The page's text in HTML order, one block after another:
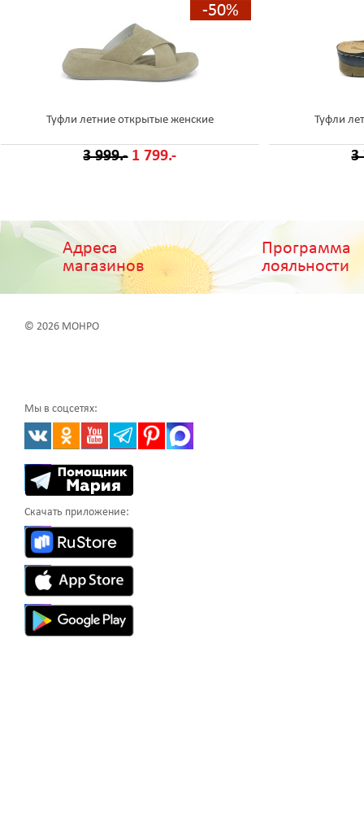
-50%
Туфли летние открытые женские
3 999.- 1 799.-
Туфли
3
Адреса
магазинов
Программа
лояльности
© 2026 МОНРО
Мы в соцсетях:
Скачать приложение: